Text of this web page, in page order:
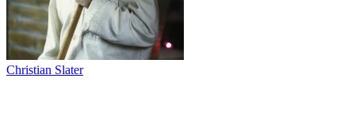
Christian Slater